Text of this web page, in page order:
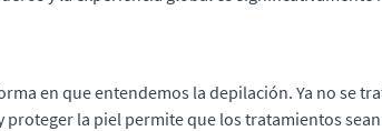
en que entendemos la depilación. Ya no se
la piel permite que los tratamientos